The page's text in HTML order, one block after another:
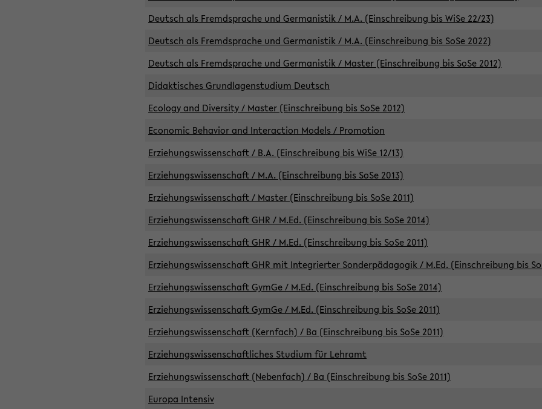
Deutsch als Fremdsprache und Germanistik / M.A. (Einschreibung bis WiSe 22/23)
Deutsch als Fremdsprache und Germanistik / M.A. (Einschreibung bis SoSe 2022)
Deutsch als Fremdsprache und Germanistik / Master (Einschreibung bis SoSe 2012)
Didaktisches Grundlagenstudium Deutsch
Ecology and Diversity / Master (Einschreibung bis SoSe 2012)
Economic Behavior and Interaction Models / Promotion
Erziehungswissenschaft / B.A. (Einschreibung bis WiSe 12/13)
Erziehungswissenschaft / M.A. (Einschreibung bis SoSe 2013)
Erziehungswissenschaft / Master (Einschreibung bis SoSe 2011)
Erziehungswissenschaft GHR / M.Ed. (Einschreibung bis SoSe 2014)
Erziehungswissenschaft GHR / M.Ed. (Einschreibung bis SoSe 2011)
Erziehungswissenschaft GHR mit Integrierter Sonderpädagogik / M.Ed. (Einschreibung bis
Erziehungswissenschaft GymGe / M.Ed. (Einschreibung bis SoSe 2014)
Erziehungswissenschaft GymGe / M.Ed. (Einschreibung bis SoSe 2011)
Erziehungswissenschaft (Kernfach) / Ba (Einschreibung bis SoSe 2011)
Erziehungswissenschaftliches Studium für Lehramt
Erziehungswissenschaft (Nebenfach) / Ba (Einschreibung bis SoSe 2011)
Europa Intensiv